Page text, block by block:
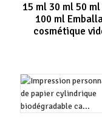
15 ml 30 ml 50
100 ml
cosmétique